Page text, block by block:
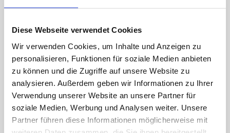
Diese Webseite verwendet Cookies
Wir verwenden Cookies, um Inhalte und Anzeigen zu
personalisieren, Funktionen für soziale Medien anbieten
zu können und die Zugriffe auf unsere Website zu
analysieren. Außerdem geben wir Informationen zu Ihrer
Verwendung unserer Website an unsere Partner für
soziale Medien, Werbung und Analysen weiter. Unsere
Partner führen diese Informationen möglicherweise mit
Wimpernextension mit Neyes Lash Lifting!
Unser Wimpernlifting verleiht deinen Naturwimpern einen
dauerhaften Schwung, der deine kurzen und geraden Wimpern
voller und länger aussehen lässt. Dabei verwenden wir
hochwertige Lotionen, um deine Wimpern in einzelnen Schritten
anzuheben und in Form zu bringen. Anschließend werden sie
gefärbt und mit unserem Keratinbooster gepflegt, um ihnen einen
optimalen Glanz zu verleihen.